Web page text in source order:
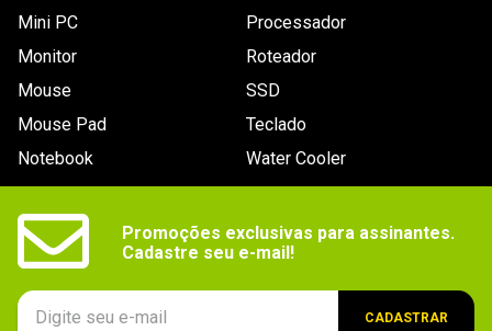
Mini PC
Monitor
Mouse
Mouse Pad
Notebook
Processador
Roteador
SSD
Teclado
Water Cooler
Promoções exclusivas para assinantes.
Cadastre seu e-mail!
CADASTRAR